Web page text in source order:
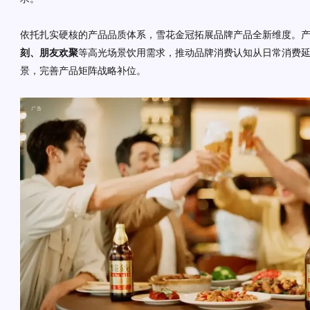
依托扎实硬核的产品品质体系，雪花金冠拓展品牌产品全新维度。
刻、朋友欢聚等高光场景饮用需求，推动品牌消费认知从日常消费
景，完善产品矩阵战略补位。